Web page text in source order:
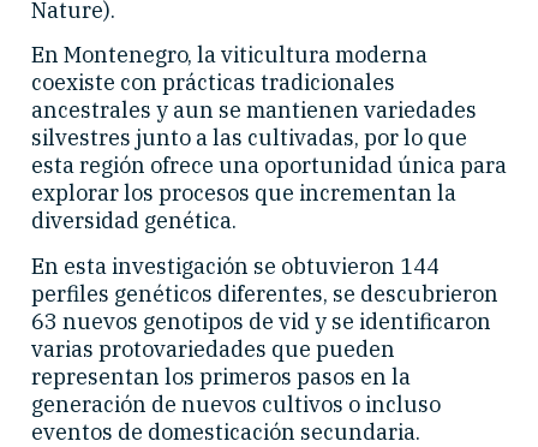
Nature).
En Montenegro, la viticultura moderna
coexiste con prácticas tradicionales
ancestrales y aun se mantienen variedades
silvestres junto a las cultivadas, por lo que
esta región ofrece una oportunidad única para
explorar los procesos que incrementan la
diversidad genética.
En esta investigación se obtuvieron 144
perfiles genéticos diferentes, se descubrieron
63 nuevos genotipos de vid y se identificaron
varias protovariedades que pueden
representan los primeros pasos en la
generación de nuevos cultivos o incluso
eventos de domesticación secundaria.